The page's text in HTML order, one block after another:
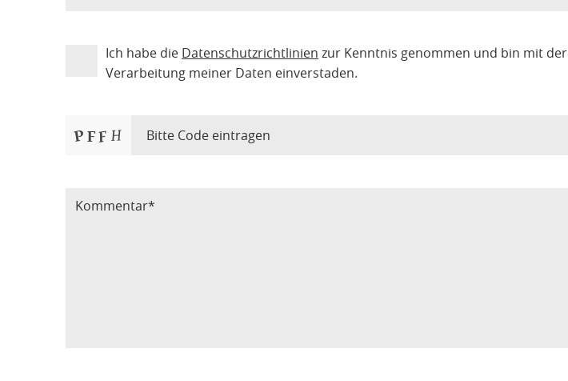
Ich habe die Datenschutzrichtlinien zur Kenntnis genommen und bin mit der
Verarbeitung meiner Daten einverstaden.